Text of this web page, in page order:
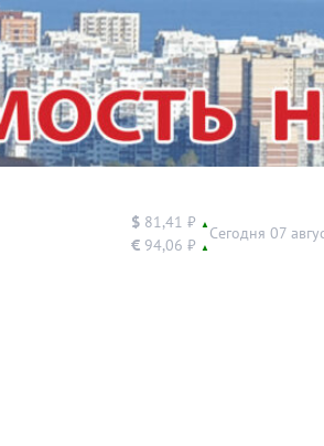
$ 81,41 ₽ ▲
€ 94,06 ₽ ▲
Сегодня 07